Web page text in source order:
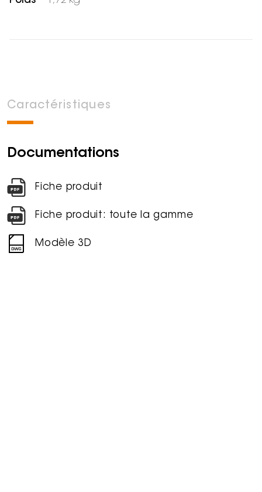
Caractéristiques
Documentations
Fiche produit
Fiche produit: toute la gamme
Modèle 3D